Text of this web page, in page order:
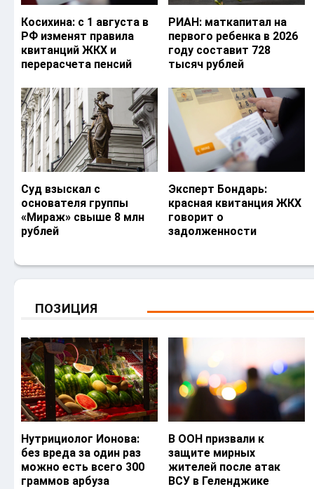
Косихина: с 1 августа в
РФ изменят правила
квитанций ЖКХ и
перерасчета пенсий
РИАН: маткапитал на
первого ребенка в 2026
году составит 728
тысяч рублей
Суд взыскал с
основателя группы
«Мираж» свыше 8 млн
рублей
Эксперт Бондарь:
красная квитанция ЖКХ
говорит о
задолженности
ПОЗИЦИЯ
Нутрициолог Ионова:
без вреда за один раз
можно есть всего 300
граммов арбуза
В ООН призвали к
защите мирных
жителей после атак
ВСУ в Геленджике